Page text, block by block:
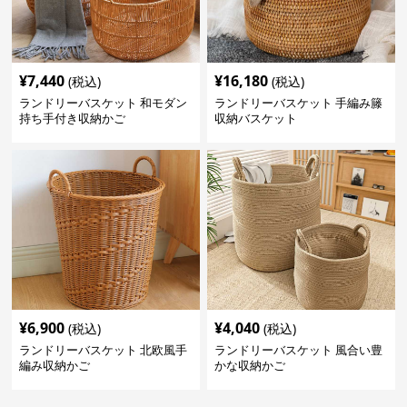
¥7,440 (税込)
ランドリーバスケット 和モダン
持ち手付き収納かご
¥16,180 (税込)
ランドリーバスケット 手編み籐
収納バスケット
¥6,900 (税込)
ランドリーバスケット 北欧風手
編み収納かご
¥4,040 (税込)
ランドリーバスケット 風合い豊
かな収納かご